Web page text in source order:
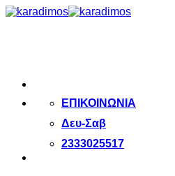
Μετάβαση
ΕΠΙΚΟΙΝΩΝΙΑ
Δευ-Σαβ
2333025517